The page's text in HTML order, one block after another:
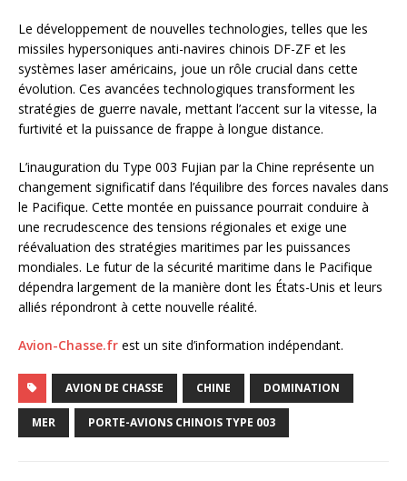
Le développement de nouvelles technologies, telles que les
missiles hypersoniques anti-navires chinois DF-ZF et les
systèmes laser américains, joue un rôle crucial dans cette
évolution. Ces avancées technologiques transforment les
stratégies de guerre navale, mettant l’accent sur la vitesse, la
furtivité et la puissance de frappe à longue distance.
L’inauguration du Type 003 Fujian par la Chine représente un
changement significatif dans l’équilibre des forces navales dans
le Pacifique. Cette montée en puissance pourrait conduire à
une recrudescence des tensions régionales et exige une
réévaluation des stratégies maritimes par les puissances
mondiales. Le futur de la sécurité maritime dans le Pacifique
dépendra largement de la manière dont les États-Unis et leurs
alliés répondront à cette nouvelle réalité.
Avion-Chasse.fr est un site d’information indépendant.
AVION DE CHASSE CHINE DOMINATION
MER PORTE-AVIONS CHINOIS TYPE 003